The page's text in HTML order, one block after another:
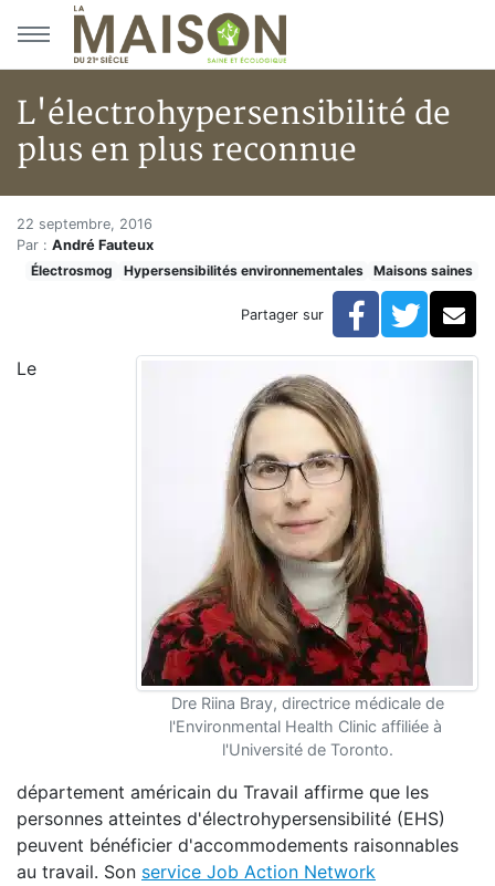
Aller au menu principal
Aller au contenu principal
L'électrohypersensibilité de
plus en plus reconnue
Accueil
Articles
Maisons saines
Hypersensibilités environnementales
L'électrohypersensibilité de plus en plus reconnue
L'électrohypersensibilité de
22 septembre, 2016
Par : André Fauteux
Électrosmog
Hypersensibilités environnementales Maisons saines
Partager sur Facebook
Dre Riina Bray, directrice médicale de
l'Environmental Health Clinic affiliée à
l'Université de Toronto.
Le
département américain du Travail affirme que les
personnes atteintes d'électrohypersensibilité (EHS)
peuvent bénéficier d'accommodements raisonnables
au travail. Son service Job Action Network